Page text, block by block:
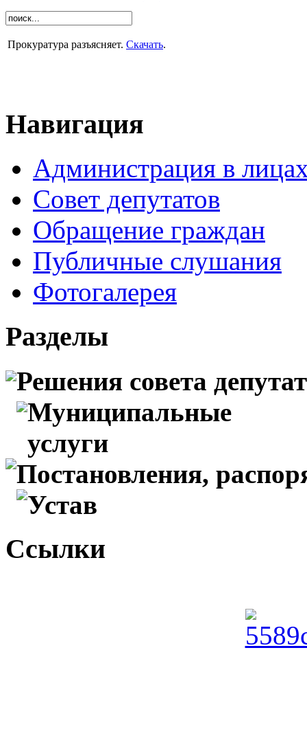
Прокуратура разъясняет. Скачать.
Навигация
Администрация в
Совет депутатов
Обращение граждан
Публичные слушания
Фотогалерея
Разделы
Решения совета
Муниципальные
услуги
Постановления,
Устав
Ссылки